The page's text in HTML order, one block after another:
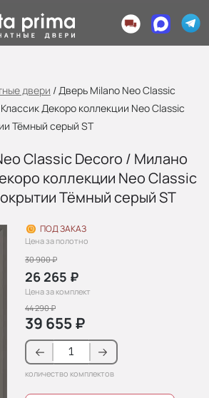
двери /Дверь Milano Neo Classic
Декоро коллекции Neo Classic
Тёмный серый ST
Classic Decoro / Милано
коллекции Neo Classic
Тёмный серый ST
ПОД ЗАКАЗ
Цена за полотно
30 900₽
26 265 ₽
Цена за комплект
44 290₽
39 655₽
количество комплектов